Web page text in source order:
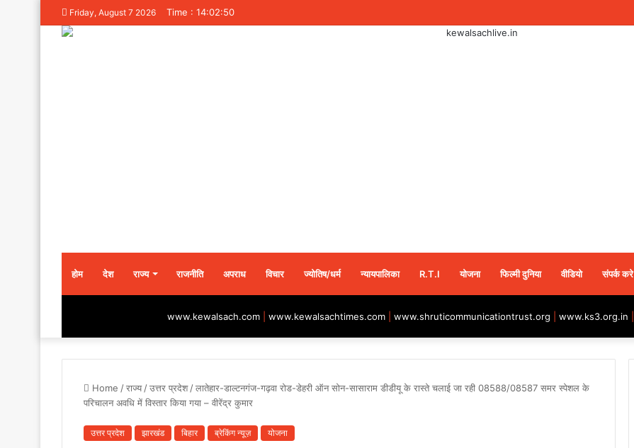
Friday, August 7 2026 Time : 14:02:50
होम देश राज्य राजनीति अपराध विचार ज्योतिष/धर्म न्यायपालिका R.T.I योजना फिल्मी दुनिया वीडियो संपर्क करे
www.kewalsach.com www.kewalsachtimes.com www.shruticommunicationtrust.org www.ks3.org.in
Home /राज्य /उत्तर प्रदेश /लातेहार-डाल्टनगंज-गढ़वा रोड-डेहरी ऑन सोन-सासाराम डीडीयू के रास्ते चलाई जा रही 08588/08587 समर स्पेशल के
परिचालन अवधि में विस्तार किया गया – वीरेंद्र कुमार
उत्तर प्रदेश झारखंड बिहार ब्रेकिंग न्यूज़ योजना